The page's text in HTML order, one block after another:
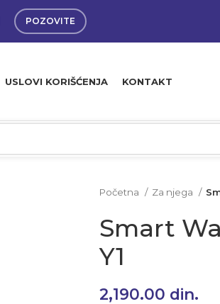
POZOVITE
USLOVI KORIŠĆENJA KONTAKT
Početna
Za njega
Smart
Y1
2,190.00 din.